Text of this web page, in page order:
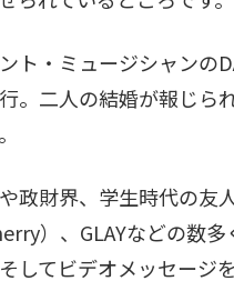
ト・ミュージシャンの
。二人の結婚が報じら
政財界、学生時代の友
）、GLAYなどの数
してビデオメッセージ